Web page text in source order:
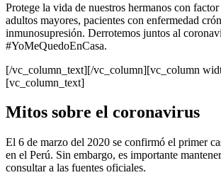
Protege la vida de nuestros hermanos con
adultos mayores, pacientes con enfermedad
inmunosupresión. Derrotemos juntos al
#YoMeQuedoEnCasa.
[/vc_column_text][/vc_column][vc_column
[vc_column_text]
Mitos sobre el coronavirus
El 6 de marzo del 2020 se confirmó el primer
en el Perú. Sin embargo, es importante
consultar a las fuentes oficiales.